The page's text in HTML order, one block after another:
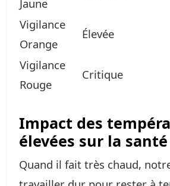
Jaune
Vigilance
Orange
Élevée
Vigilance
Rouge
Critique
Impact des
élevées sur la santé
Quand il fait très chaud,